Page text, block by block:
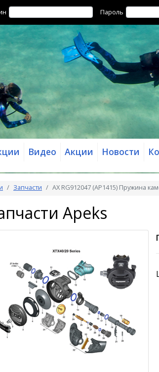
Пароль
Видео Акции Новости
Запчасти AX RG912047 (AP1415) Пружина
Apeks